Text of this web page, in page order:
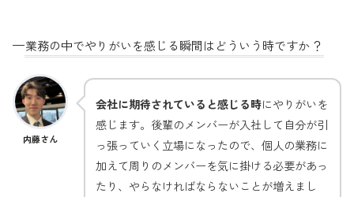
—業務の中でやりがいを感じる瞬間はどういう時ですか ？
内藤さん
会社に期待されていると感じる時にやりがいを
感じます。後輩のメンバーが入社して自分が引
っ張っていく立場になったので、個人の業務に
加えて周りのメンバーを気に掛ける必要があっ
たり、やらなければならないことが増えまし